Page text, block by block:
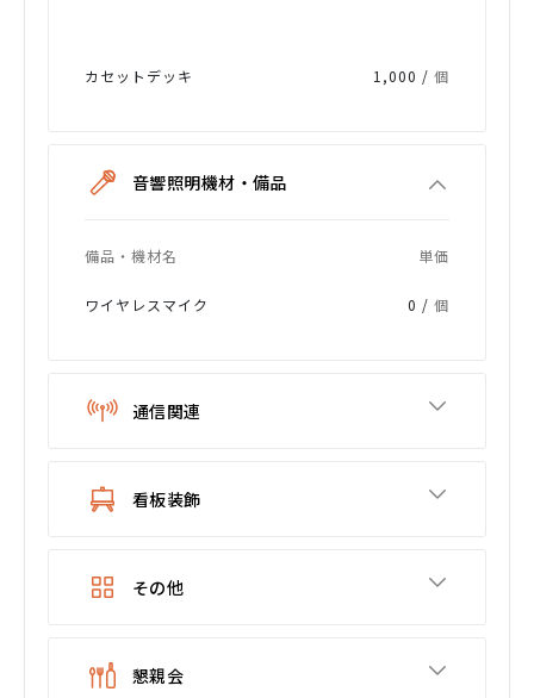
カセットデッキ 1,000 /個
音響照明機材・備品
備品・機材名 単価
ワイヤレスマイク 0 /個
通信関連
看板装飾
その他
懇親会